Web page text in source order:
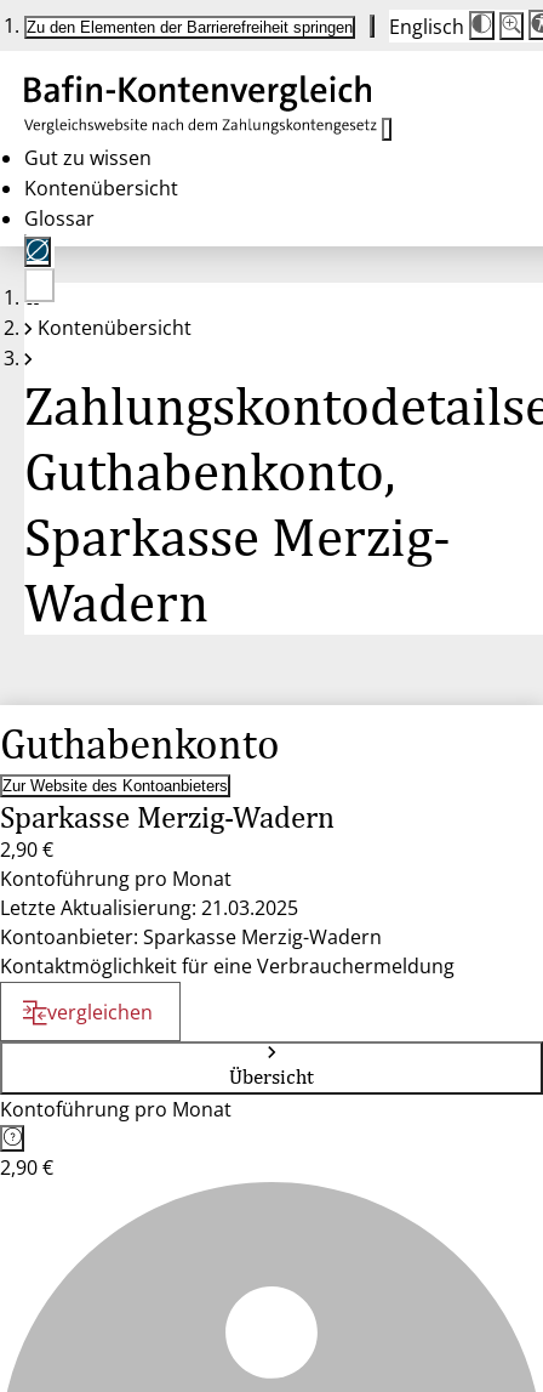
Zu den Elementen der Barrierefreiheit springen Englisch
Die
auf
100
100
Gut zu wissen
Kontenübersicht
Glossar
Keine
Konten
Kontenübersicht
Guthabenkonto,
Sparkasse Merzig-
Wadern
Guthabenkonto
Zur Website des Kontoanbieters
Sparkasse Merzig-Wadern
2,90 €
Kontoführung pro Monat
Letzte Aktualisierung: 21.03.2025
Kontoanbieter: Sparkasse Merzig-Wadern
Kontaktmöglichkeit für eine Verbrauchermeldung
vergleichen
Übersicht
Kontoführung pro Monat
2,90 €